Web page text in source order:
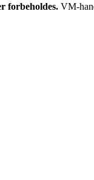
forbeholdes. VM-